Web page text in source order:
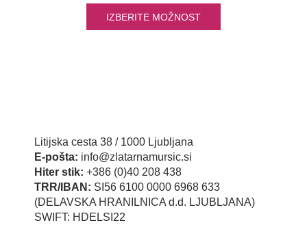
IZBERITE MOŽNOST
Litijska cesta 38 / 1000 Ljubljana
E-pošta: info@zlatarnamursic.si
Hiter stik: +386 (0)40 208 438
TRR/IBAN: SI56 6100 0000 6968 633
(DELAVSKA HRANILNICA d.d. LJUBLJANA)
SWIFT: HDELSI22